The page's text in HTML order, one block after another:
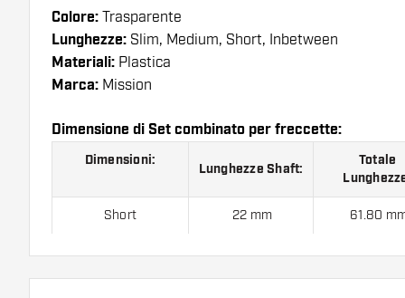
Colore: Trasparente
Lunghezze: Slim, Medium, Short, Inbetween
Materiali: Plastica
Marca: Mission
Dimensione di Set combinato per freccette:
Dimensioni:
Lunghezze Shaft:
Totale
Short 22 mm 61.80
Inbetween 28 mm 67.80